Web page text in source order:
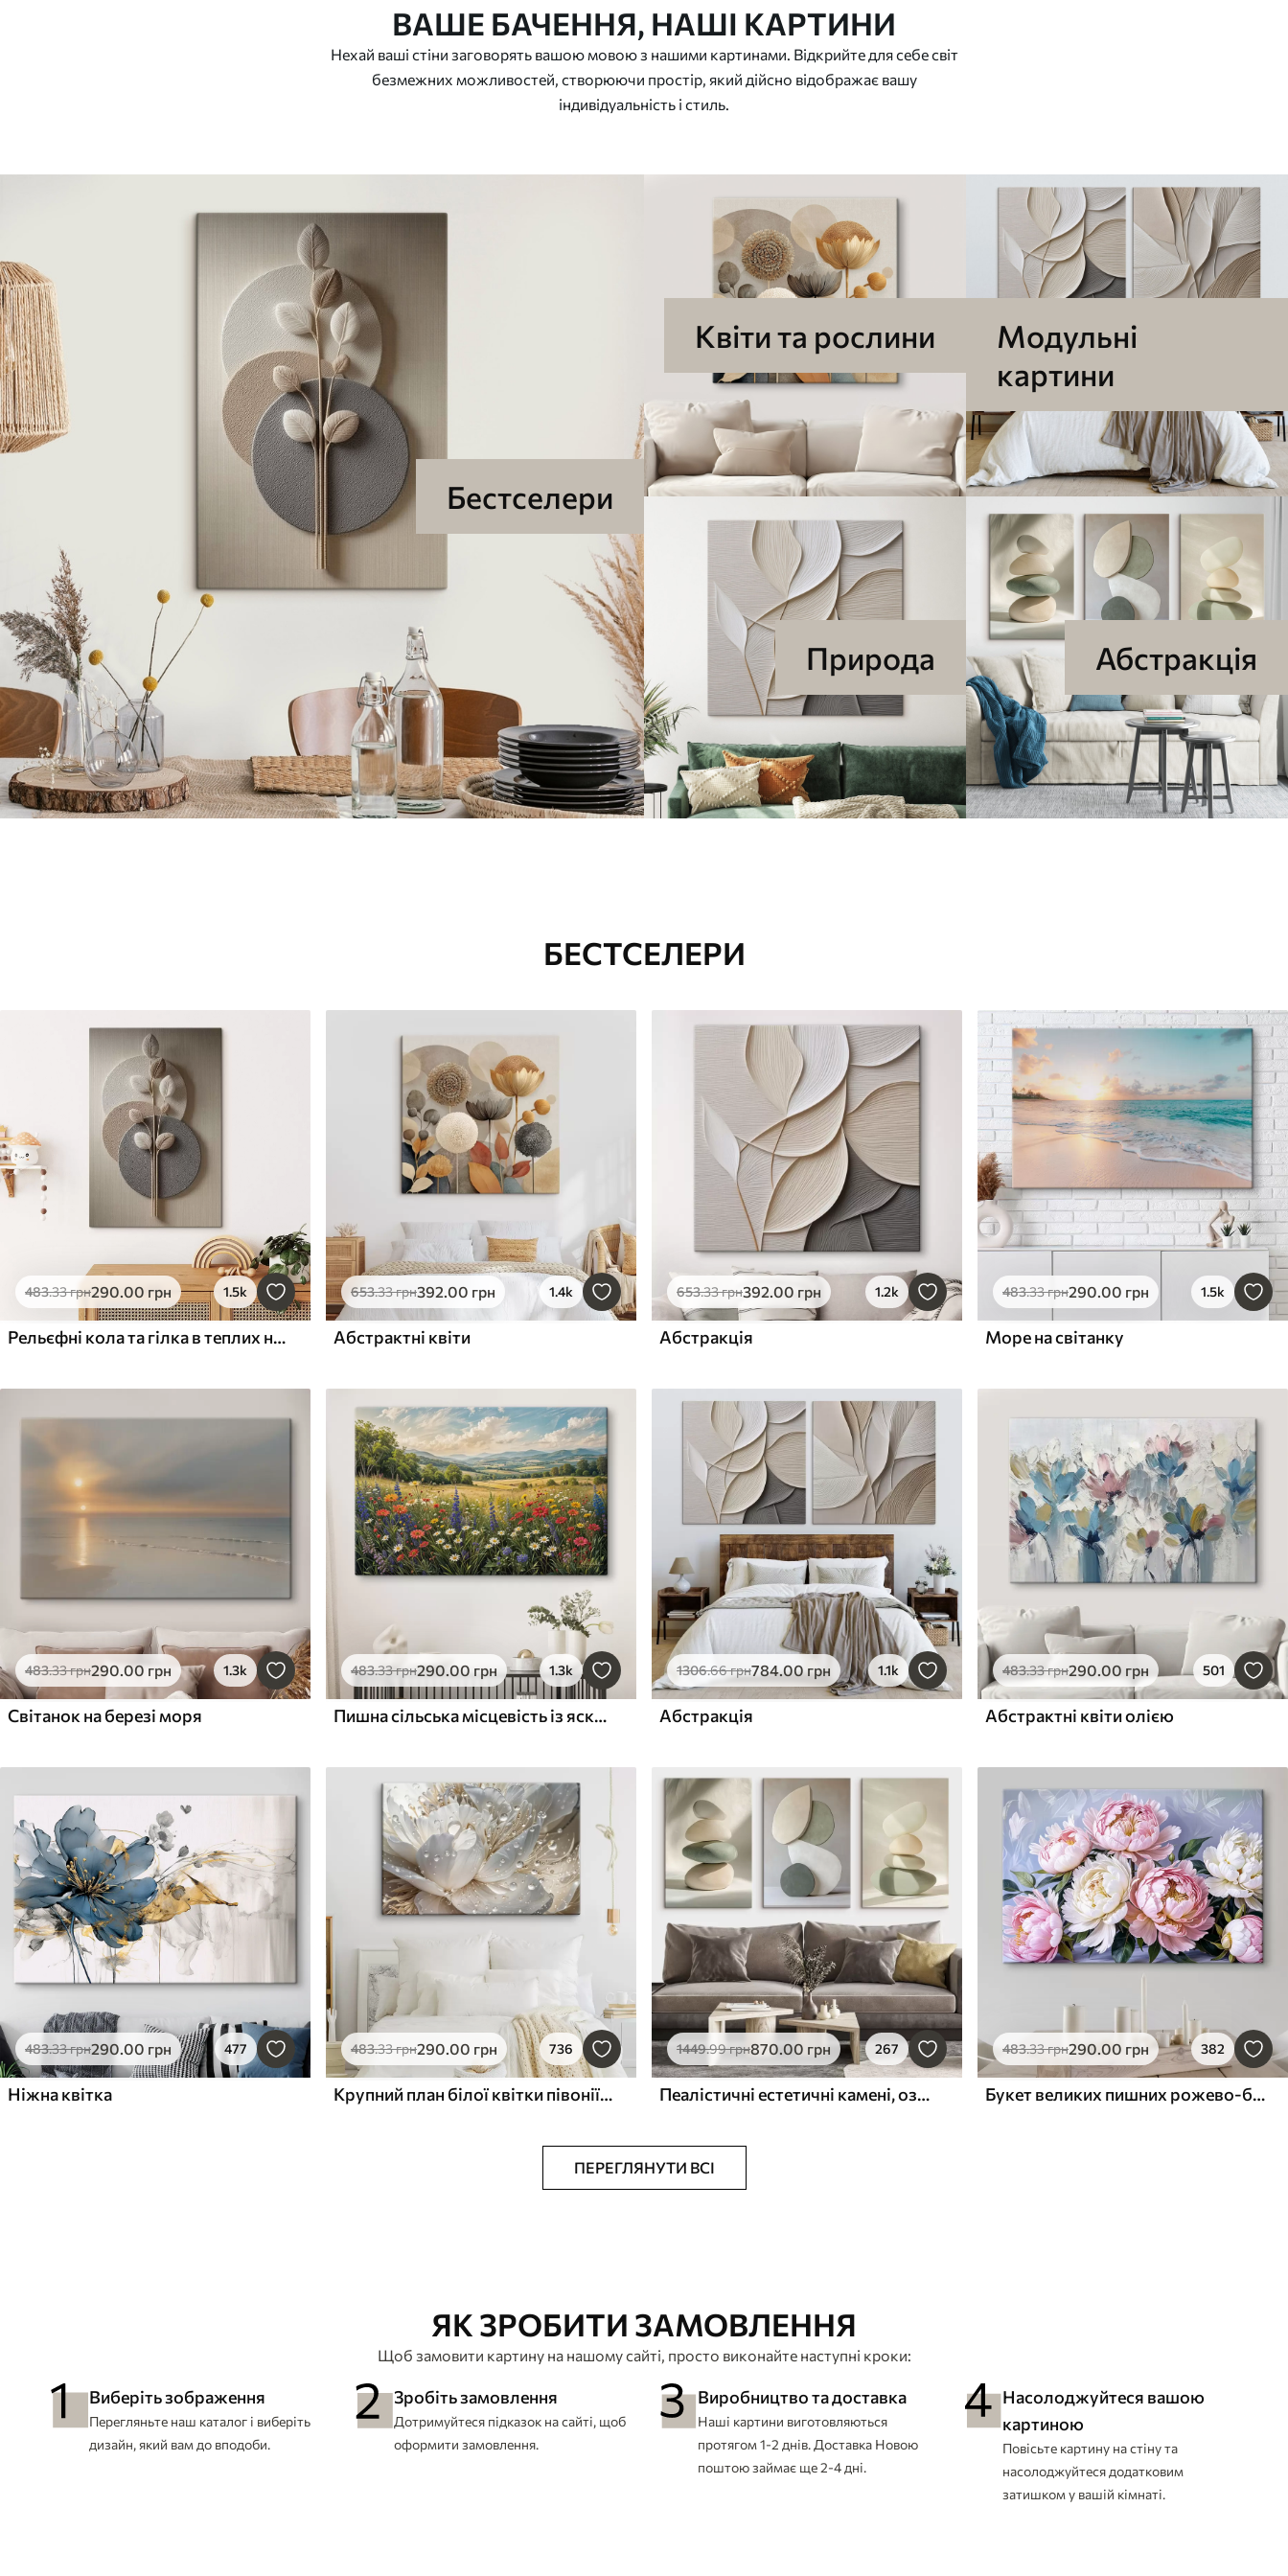
ВАШЕ БАЧЕННЯ, НАШІ КАРТИНИ
Нехай ваші стіни заговорять вашою мовою з нашими картинами. Відкрийте для себе світ
безмежних можливостей, створюючи простір, який дійсно відображає вашу
індивідуальність і стиль.
Бестселери
Квіти та рослини
Модульні
картини
Природа Абстракція
БЕСТСЕЛЕРИ
483.33грн290.00 грн 1.5k
Рельєфні кола та гілка в теплих нейтральних тонах
653.33грн392.00 грн 1.4k
Абстрактні квіти
653.33грн392.00 грн 1.2k
Абстракція
483.33грн290.00 грн 1.5k
Море на світанку
483.33грн290.00 грн 1.3k
Світанок на березі моря
483.33грн290.00 грн 1.3k
Пишна сільська місцевість із яскравим лугом диких квітів, наповненим різнокольоровими квітами під хмарним небом
1306.66грн784.00 грн 1.1k
Абстракція
483.33грн290.00 грн 501
Абстрактні квіти олією
483.33грн290.00 грн 477
Ніжна квітка
483.33грн290.00 грн 736
Крупний план білої квітки півонії з крапельками води на пелюстках на розмитому фоні
1449.99грн870.00 грн 267
Пеалістичні естетичні камені, оздоблення будинку, природне освітлення
483.33грн290.00 грн 382
Букет великих пишних рожево-білих квітів півонії із зеленим листям на м’якому розмитому фоні
ПЕРЕГЛЯНУТИ ВСІ
ЯК ЗРОБИТИ ЗАМОВЛЕННЯ
Щоб замовити картину на нашому сайті, просто виконайте наступні кроки:
Виберіть зображення
Перегляньте наш каталог і виберіть
дизайн, який вам до вподоби.
Зробіть замовлення
Дотримуйтеся підказок на сайті, щоб
оформити замовлення.
Виробництво та доставка
Наші картини виготовляються
протягом 1-2 днів. Доставка Новою
поштою займає ще 2-4 дні.
Насолоджуйтеся вашою
картиною
Повісьте картину на стіну та
насолоджуйтеся додатковим
затишком у вашій кімнаті.